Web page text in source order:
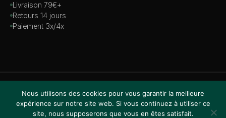
Livraison 79€+
Retours 14 jours
Paiement 3x/4x
VISA · MASTERCARD · AMEX · PAYPAL
Nous utilisons des cookies pour vous garantir la meilleure
expérience sur notre site web. Si vous continuez à utiliser ce
site, nous supposerons que vous en êtes satisfait.